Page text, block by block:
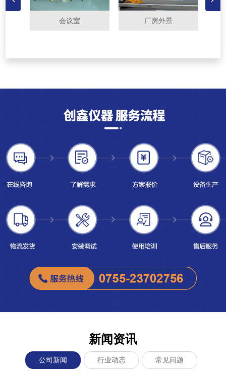
会议室 厂房外景
新闻资讯
公司新闻 行业动态 常见问题